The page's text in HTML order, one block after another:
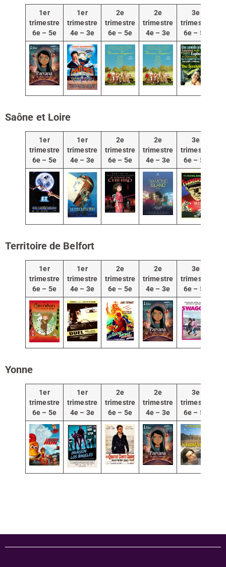
1er
trimestre
6e – 5e
1er
trimestre
4e – 3e
2e
trimestre
6e – 5e
2e
trimestre
4e – 3e
3e
trimestre
6e – 5e
Saône et Loire
1er
trimestre
6e – 5e
1er
trimestre
4e – 3e
2e
trimestre
6e – 5e
2e
trimestre
4e – 3e
3e
trimestre
6e – 5e
Territoire de Belfort
1er
trimestre
6e – 5e
1er
trimestre
4e – 3e
2e
trimestre
6e – 5e
2e
trimestre
4e – 3e
3e
trimestre
6e – 5e
Yonne
1er
trimestre
6e – 5e
1er
trimestre
4e – 3e
2e
trimestre
6e – 5e
2e
trimestre
4e – 3e
3e
trimestre
6e – 5e